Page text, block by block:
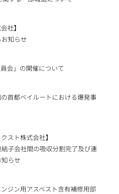
社】
知らせ
会」の開催について
首都ベイルートにおける爆発事
スト株式会社】
子会社間の吸収分割完了及び連
らせ
ジン用アスベスト含有補修用部